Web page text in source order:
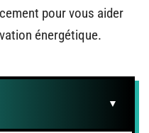
pour vous aider
énergétique.